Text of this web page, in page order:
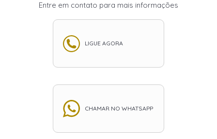
Entre em contato para mais informações
LIGUE AGORA
CHAMAR NO WHATSAPP